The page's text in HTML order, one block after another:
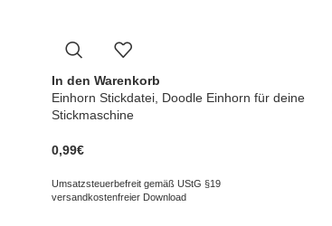
In den Warenkorb
Einhorn Stickdatei, Doodle Einhorn für deine
Stickmaschine
0,99€
Umsatzsteuerbefreit gemäß UStG §19
versandkostenfreier Download